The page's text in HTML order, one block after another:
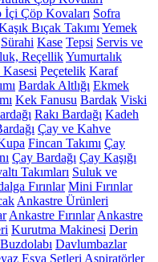
İçi Çöp Kovaları Sofra
Bıçak Takımı Yemek
Sürahi Kase Tepsi Servis ve
ReçellikYumurtalık
Kasesi Peçetelik Karaf
Bardak Altlığı Ekmek
Kek Fanusu Bardak Viski
Rakı Bardağı Kadeh
Çay ve Kahve
Fincan Takımı Çay
Çay Bardağı Çay Kaşığı
Takımları Suluk ve
Fırınlar Mini Fırınlar
Ankastre Ürünleri
Ankastre Fırınlar Ankastre
Kurutma Makinesi Derin
Davlumbazlar
Eşya Setleri Aspiratörler